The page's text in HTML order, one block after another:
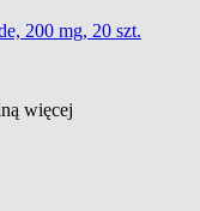
200 mg, 20 szt.
więcej